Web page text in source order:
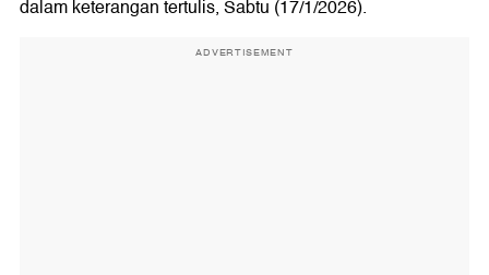
dalam keterangan tertulis, Sabtu (17/1/2026).
ADVERTISEMENT